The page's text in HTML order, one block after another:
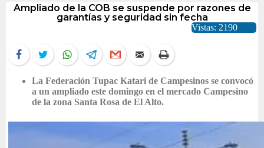
Ampliado de la COB se suspende por razones de
garantías y seguridad sin fecha
Vistas: 2190
La Federación Tupac Katari de Campesinos se convocó
a un ampliado este domingo en el mercado Campesino
de la zona Santa Rosa de El Alto.